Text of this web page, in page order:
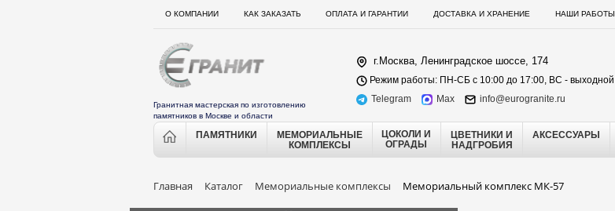
О КОМПАНИИ КАК ЗАКАЗАТЬ ОПЛАТА И ГАРАНТИИ ДОСТАВКА И ХРАНЕНИЕ НАШИ РАБОТЫ
Гранитная мастерская по изготовлению
памятников в Москве и области
г.Москва, Ленинградское шоссе, 174
Режим работы: ПН-СБ с 10:00 до 17:00, ВС - выходной
Telegram
Max info@eurogranite.ru
ПАМЯТНИКИ
МЕМОРИАЛЬНЫЕ
КОМПЛЕКСЫ
ЦОКОЛИ И
ОГРАДЫ
ЦВЕТНИКИ И
НАДГРОБИЯ
АКСЕССУАРЫ
Главная Каталог Мемориальные комплексы Мемориальный комплекс МК-57